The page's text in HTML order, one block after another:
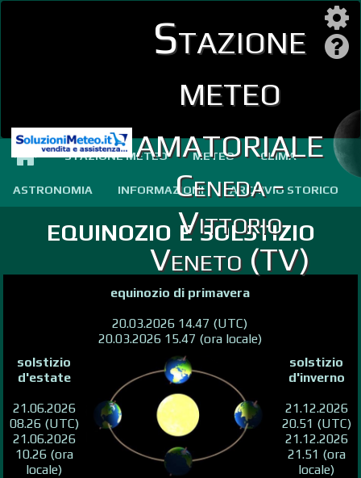
Stazione
meteo
amatoriale
Ceneda -
Vittorio
Veneto (TV)
STAZIONE METEO METEO CLIMA
ASTRONOMIA INFORMAZIONI ARCHIVIO STORICO
equinozio e solstizio
equinozio di primavera
20.03.2026 14.47 (UTC)
20.03.2026 15.47 (ora locale)
solstizio
d'estate
21.06.2026
08.26 (UTC)
21.06.2026
10.26 (ora
locale)
solstizio
d'inverno
21.12.2026
20.51 (UTC)
21.12.2026
21.51 (ora
locale)